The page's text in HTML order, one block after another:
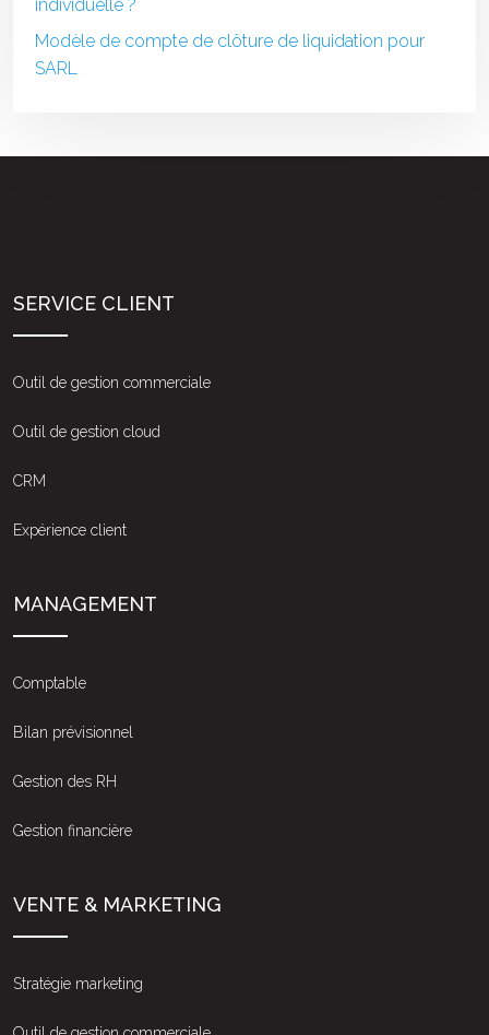
individuelle ?
Modèle de compte de clôture de liquidation pour
SARL
SERVICE CLIENT
Outil de gestion commerciale
Outil de gestion cloud
CRM
Expérience client
MANAGEMENT
Comptable
Bilan prévisionnel
Gestion des RH
Gestion financière
VENTE & MARKETING
Stratégie marketing